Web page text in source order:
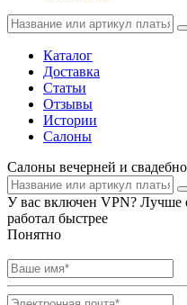
Каталог
Доставка
Статьи
Отзывы
Истории
Салоны
Салоны вечерней и
У вас включен VPN? Лучше
работал быстрее
Понятно